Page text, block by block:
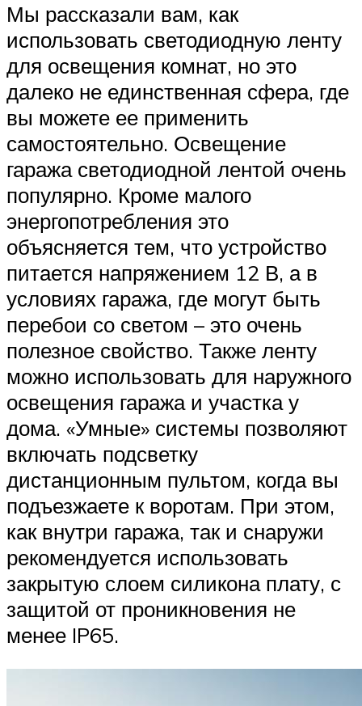
Мы рассказали вам, как
использовать светодиодную ленту
для освещения комнат, но это
далеко не единственная сфера, где
вы можете ее применить
самостоятельно. Освещение
гаража светодиодной лентой очень
популярно. Кроме малого
энергопотребления это
объясняется тем, что устройство
питается напряжением 12 В, а в
условиях гаража, где могут быть
перебои со светом – это очень
полезное свойство. Также ленту
можно использовать для наружного
освещения гаража и участка у
дома. «Умные» системы позволяют
включать подсветку
дистанционным пультом, когда вы
подъезжаете к воротам. При этом,
как внутри гаража, так и снаружи
рекомендуется использовать
закрытую слоем силикона плату, с
защитой от проникновения не
менее IP65.